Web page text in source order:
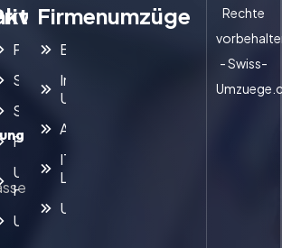
Privatumzug
Seniorenumzug
Studentenumzug
Familienumzug
Umzug mit
Haustieren
Umzugsreinigung
Firmenumzüge
Büroumzug
Interner
Umzug
Archivumzug
IT- und
Laborumzug
Umzugsreinigung
Rechte
- Swiss-